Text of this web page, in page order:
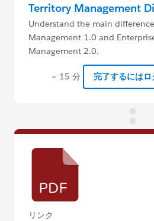
Territory Management
Understand the main
Management 1.0 and
Management 2.0.
~ 15 分 完了するには
リンク